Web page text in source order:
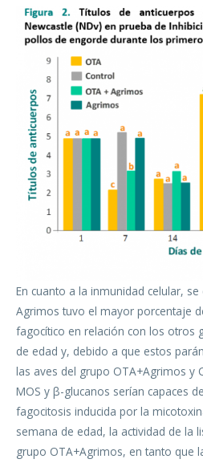
En cuanto a la inmunidad celular,
Agrimos tuvo el mayor porcentaje
fagocítico en relación con los otros
de edad y, debido a que estos
las aves del grupo OTA+Agrimos y
MOS y β-glucanos serían capaces
fagocitosis inducida por la
semana de edad, la actividad de la
grupo OTA+Agrimos, en tanto que